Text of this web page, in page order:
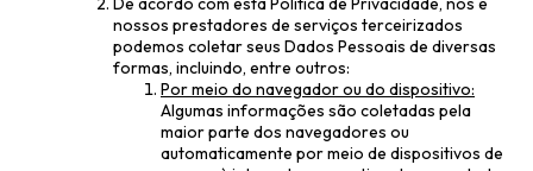
nossos prestadores de serviços terceirizados
podemos coletar seus Dados Pessoais de diversas
formas, incluindo, entre outros:
Por meio do navegador ou do dispositivo:
Algumas informações são coletadas pela
maior parte dos navegadores ou
automaticamente por meio de dispositivos de